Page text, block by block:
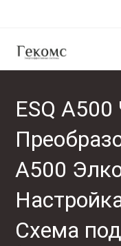
ESQ
А500
Схема